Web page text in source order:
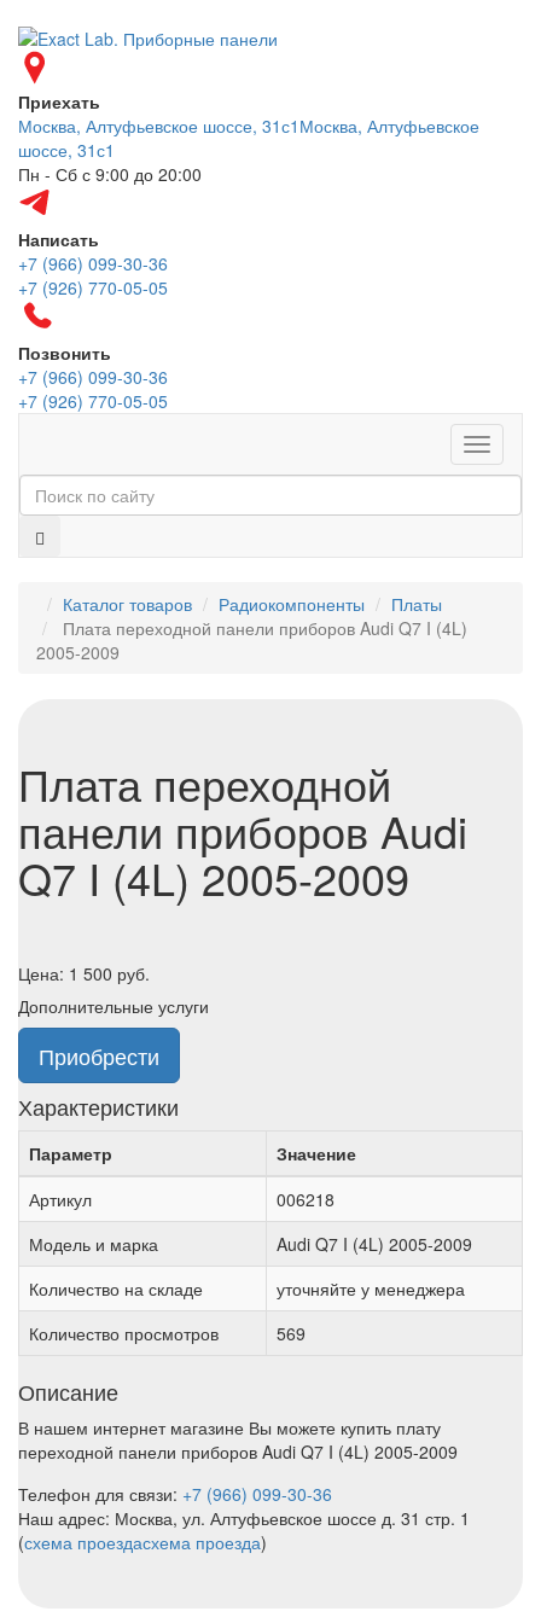
Приехать
Москва, Алтуфьевское шоссе, 31с1 Москва, Алтуфьевское
шоссе, 31с1
Пн - Сб с 9:00 до 20:00
Написать
+7 (966) 099-30-36
+7 (926) 770-05-05
Позвонить
+7 (966) 099-30-36
+7 (926) 770-05-05
Меню
Каталог товаров Радиокомпоненты
Платы
Плата переходной панели приборов Audi Q7 I (4L)
2005-2009
Плата переходной
панели приборов Audi
Q7 I (4L) 2005-2009
Цена: 1 500 руб.
Дополнительные услуги
Приобрести
Характеристики
Параметр
Значение
Артикул
006218
Модель и марка
Audi Q7 I (4L) 2005-2009
Количество на складе
уточняйте у менеджера
Количество просмотров
569
Описание
В нашем интернет магазине Вы можете купить плату
переходной панели приборов Audi Q7 I (4L) 2005-2009
Телефон для связи: +7 (966) 099-30-36
Наш адрес: Москва, ул. Алтуфьевское шоссе д. 31 стр. 1
(схема проездасхема проезда)